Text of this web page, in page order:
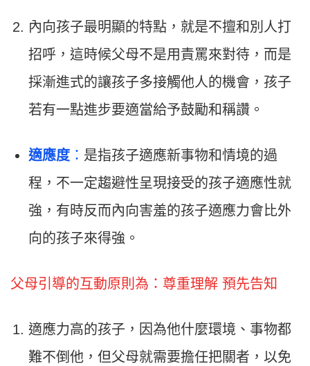
內向孩子最明顯的特點，就是不擅和別人打
招呼，這時候父母不是用責罵來對待，而是
採漸進式的讓孩子多接觸他人的機會，孩子
若有一點進步要適當給予鼓勵和稱讚。
適應度 ： 是指孩子適應新事物和情境的過
程，不一定趨避性呈現接受的孩子適應性就
強，有時反而內向害羞的孩子適應力會比外
向的孩子來得強。
父母引導的互動原則為：尊重理解 預先告知
適應力高的孩子，因為他什麼環境、事物都
難不倒他，但父母就需要擔任把關者，以免